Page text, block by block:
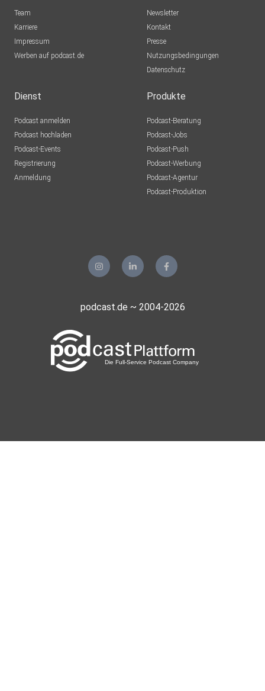
Team
Karriere
Impressum
Werben auf podcast.de
Newsletter
Kontakt
Presse
Nutzungsbedingungen
Datenschutz
Dienst
Podcast anmelden
Podcast hochladen
Podcast-Events
Registrierung
Anmeldung
Produkte
Podcast-Beratung
Podcast-Jobs
Podcast-Push
Podcast-Werbung
Podcast-Agentur
Podcast-Produktion
podcast.de ~ 2004-2026